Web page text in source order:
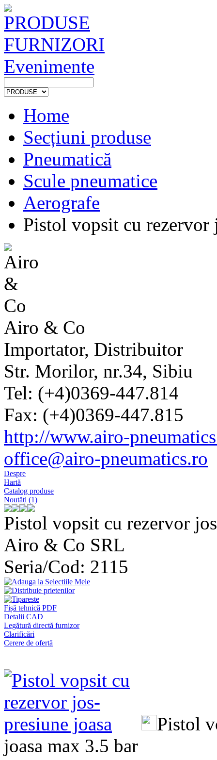
PRODUSE
FURNIZORI
Evenimente
Home
Secțiuni produse
Pneumatică
Scule pneumatice
Aerografe
Pistol vopsit cu rezervor
Airo & Co
Importator, Distribuitor
Str. Morilor, nr.34, Sibiu
Tel: (+4)0369-447.814
Fax: (+4)0369-447.815
http://www.airo-
office@airo-pneumatics.ro
Despre
Hartă
Catalog produse
Noutăți (1)
Pistol vopsit cu rezervor
Airo & Co SRL
Seria/Cod: 2115
Fișă tehnică PDF
Detalii CAD
Legătură directă furnizor
Clarificări
Cerere de ofertă
Pistol
joasa max 3.5 bar